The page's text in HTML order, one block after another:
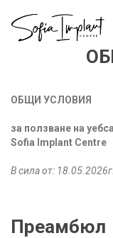
ОБЩИ УСЛОВИЯ
за ползване на
Sofia Implant Centre
В сила от:
Преамбюл